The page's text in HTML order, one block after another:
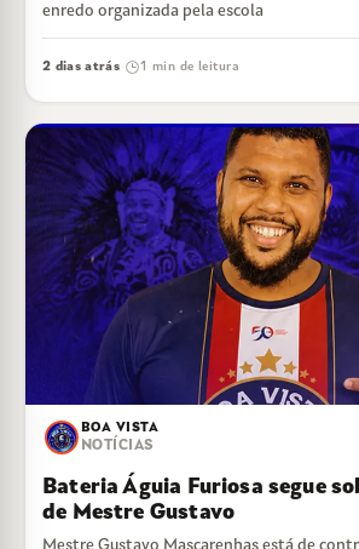
enredo organizada pela escola
2 dias atrás· 1 min de leitura
BOA VISTA
NOTÍCIAS
Bateria Águia Furiosa segue
de Mestre Gustavo